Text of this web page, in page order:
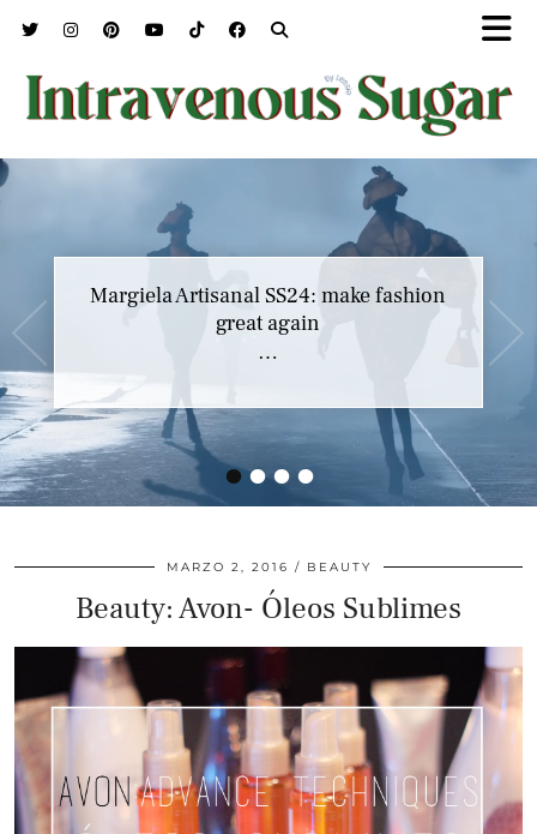
••••
Margiela Artisanal SS24: make fashion
great again
…
MARZO 2, 2016 BEAUTY
Beauty: Avon- Óleos Sublimes